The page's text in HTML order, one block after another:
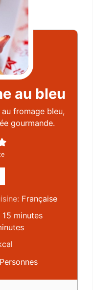
au bleu
fromage bleu,
gourmande.
Française
15 minutes
Personnes